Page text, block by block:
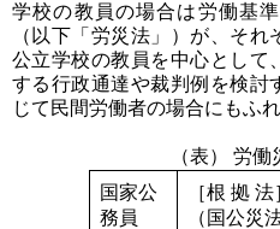
学校の教員の場合は労働基
（以下「労災法」）が、それ
公立学校の教員を中心として
する行政通達や裁判例を検討
じて民間労働者の場合にもふれ
（表） 労
国家公
務員
［根 拠
（国公災